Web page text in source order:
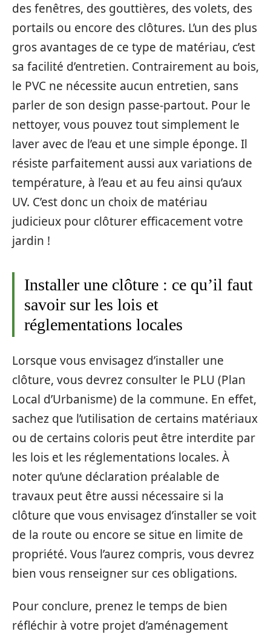
des fenêtres, des gouttières, des volets, des
portails ou encore des clôtures. L’un des plus
gros avantages de ce type de matériau, c’est
sa facilité d’entretien. Contrairement au bois,
le PVC ne nécessite aucun entretien, sans
parler de son design passe-partout. Pour le
nettoyer, vous pouvez tout simplement le
laver avec de l’eau et une simple éponge. Il
résiste parfaitement aussi aux variations de
température, à l’eau et au feu ainsi qu’aux
UV. C’est donc un choix de matériau
judicieux pour clôturer efficacement votre
jardin !
Installer une clôture : ce qu’il faut
savoir sur les lois et
réglementations locales
Lorsque vous envisagez d’installer une
clôture, vous devrez consulter le PLU (Plan
Local d’Urbanisme) de la commune. En effet,
sachez que l’utilisation de certains matériaux
ou de certains coloris peut être interdite par
les lois et les réglementations locales. À
noter qu’une déclaration préalable de
travaux peut être aussi nécessaire si la
clôture que vous envisagez d’installer se voit
de la route ou encore se situe en limite de
propriété. Vous l’aurez compris, vous devrez
bien vous renseigner sur ces obligations.
Pour conclure, prenez le temps de bien
réfléchir à votre projet d’aménagement